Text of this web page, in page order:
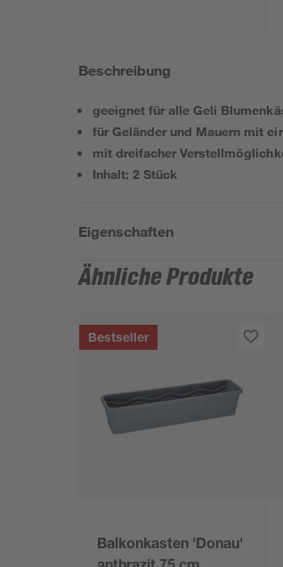
Beschreibung
geeignet für alle Geli
für Geländer und Mauern mit
mit dreifacher
Inhalt: 2 Stück
Eigenschaften
Ähnliche Produkte
Bestseller
Balkonkasten 'Donau'